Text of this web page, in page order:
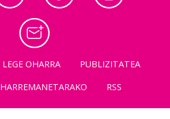
LEGE OHARRA
PUBLIZITATEA
HARREMANETARAKO RSS